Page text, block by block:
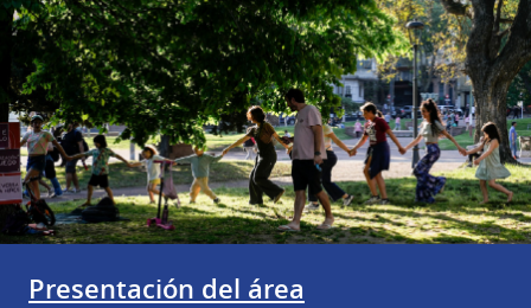
Presentación del área